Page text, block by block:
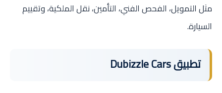
مثل التمويل، الفحص الفني، التأمين، نقل الملكية، وتقييم
السيارة.
تطبيق Dubizzle Cars